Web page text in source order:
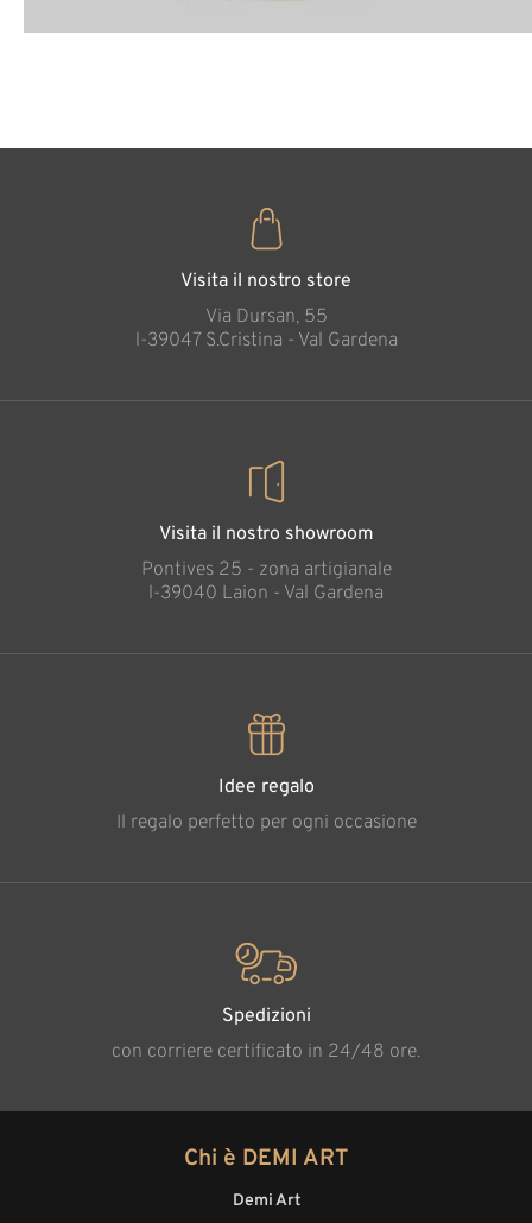
Visita il nostro store
Via Dursan, 55
l-39047 S.Cristina - Val Gardena
Visita il nostro showroom
Pontives 25 - zona artigianale
l-39040 Laion - Val Gardena
Idee regalo
Il regalo perfetto per ogni occasione
Spedizioni
con corriere certificato in 24/48 ore.
Chi è DEMI ART
Demi Art